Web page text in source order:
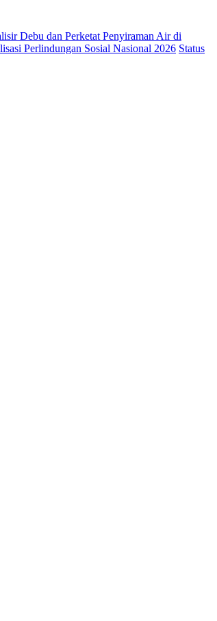
Debu dan Perketat Penyiraman Air di
Perlindungan Sosial Nasional 2026 Status